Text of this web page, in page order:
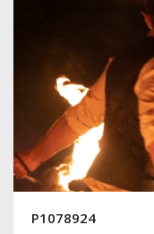
P1078924